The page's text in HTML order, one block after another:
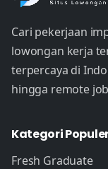
Cari pekerjaan
lowongan kerja
terpercaya di
hingga remote
Kategori
Fresh Graduate